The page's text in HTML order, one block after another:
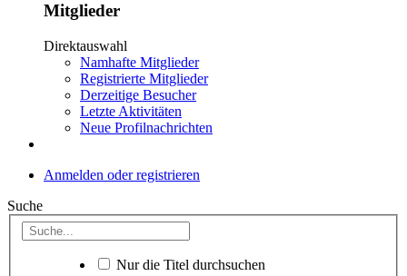
Mitglieder
Direktauswahl
Namhafte Mitglieder
Registrierte Mitglieder
Derzeitige Besucher
Letzte Aktivitäten
Neue Profilnachrichten
Anmelden oder registrieren
Suche
Nur die Titel durchsuchen